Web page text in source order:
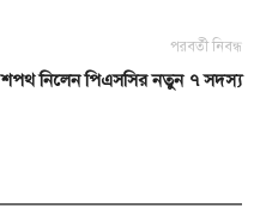
পরবর্তী নিবন্ধ
শপথ নিলেন পিএসসির নতুন ৭ সদস্য